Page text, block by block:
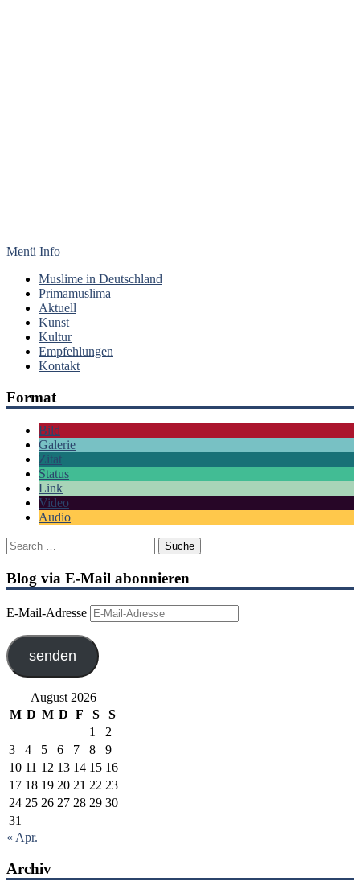
Menü Info
Muslime in Deutschland
Primamuslima
Aktuell
Kunst
Kultur
Empfehlungen
Kontakt
Format
Bild
Galerie
Zitat
Status
Link
Video
Audio
Blog via E-Mail abonnieren
E-Mail-Adresse
senden
August 2026
M D M D F S
S
1
2
3
4 5 6 7 8
9
10 11 12 13 14 15 16
17 18 19 20 21 22 23
24 25 26 27 28 29 30
31
« Apr.
Archiv